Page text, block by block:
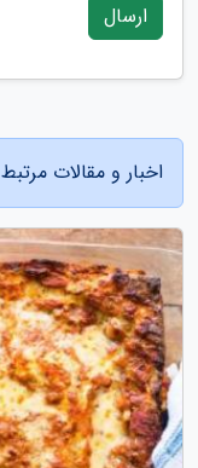
ارسال
اخبار و مقالات مرتبط